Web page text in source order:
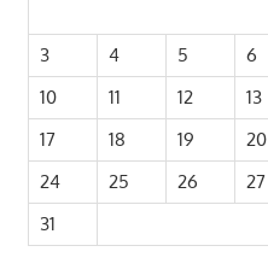
3
4 5 6
10
11 12 13
17
18 19 20
24
25 26 27
31